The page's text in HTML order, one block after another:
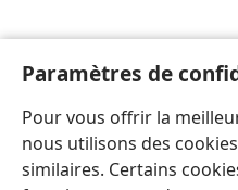
Paramètres de
Pour vous offrir la
nous utilisons des
similaires. Certains